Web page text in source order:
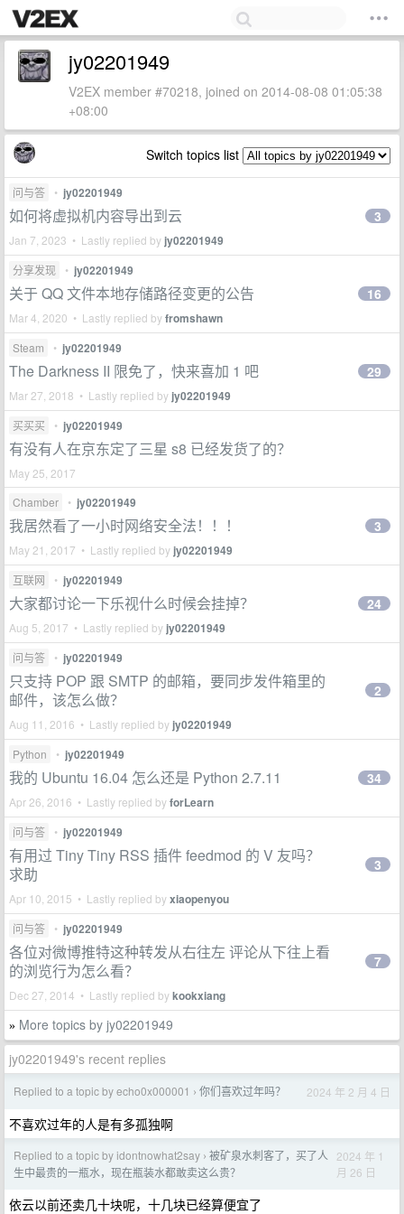
jy02201949
V2EX member #70218, joined on 2014-08-08 01:05:38
+08:00
Switch topics list
问与答 • jy02201949
如何将虚拟机内容导出到云
Jan 7, 2023 • Lastly replied by jy02201949
3
分享发现 • jy02201949
关于 QQ 文件本地存储路径变更的公告
Mar 4, 2020 • Lastly replied byfromshawn
16
Steam • jy02201949
The Darkness II 限免了，快来喜加 1 吧
Mar 27, 2018 • Lastly replied by jy02201949
29
买买买 • jy02201949
有没有人在京东定了三星 s8 已经发货了的？
May 25, 2017
Chamber
• jy02201949
我居然看了一小时网络安全法！！！
May 21, 2017 • Lastly replied by jy02201949
3
互联网 • jy02201949
大家都讨论一下乐视什么时候会挂掉？
Aug 5, 2017 • Lastly replied by jy02201949
24
问与答 • jy02201949
只支持 POP 跟 SMTP 的邮箱，要同步发件箱里的
邮件，该怎么做？
Aug 11, 2016 • Lastly replied by jy02201949
2
Python • jy02201949
我的 Ubuntu 16.04 怎么还是 Python 2.7.11
Apr 26, 2016 • Lastly replied byforLearn
34
问与答 • jy02201949
有用过 Tiny Tiny RSS 插件 feedmod 的 V 友吗？
求助
Apr 10, 2015 • Lastly replied byxiaopenyou
3
问与答 • jy02201949
各位对微博推特这种转发从右往左 评论从下往上看
的浏览行为怎么看？
Dec 27, 2014 • Lastly replied bykookxiang
7
» More topics by jy02201949
jy02201949's recent replies
Replied to a topic by echo0x000001 › 你们喜欢过年吗？ 2024 年 2 月 4 日
不喜欢过年的人是有多孤独啊
Replied to a topic by idontnowhat2say › 被矿泉水刺客了，买了人
生中最贵的一瓶水，现在瓶装水都敢卖这么贵？
2024 年 1
月 26 日
依云以前还卖几十块呢，十几块已经算便宜了